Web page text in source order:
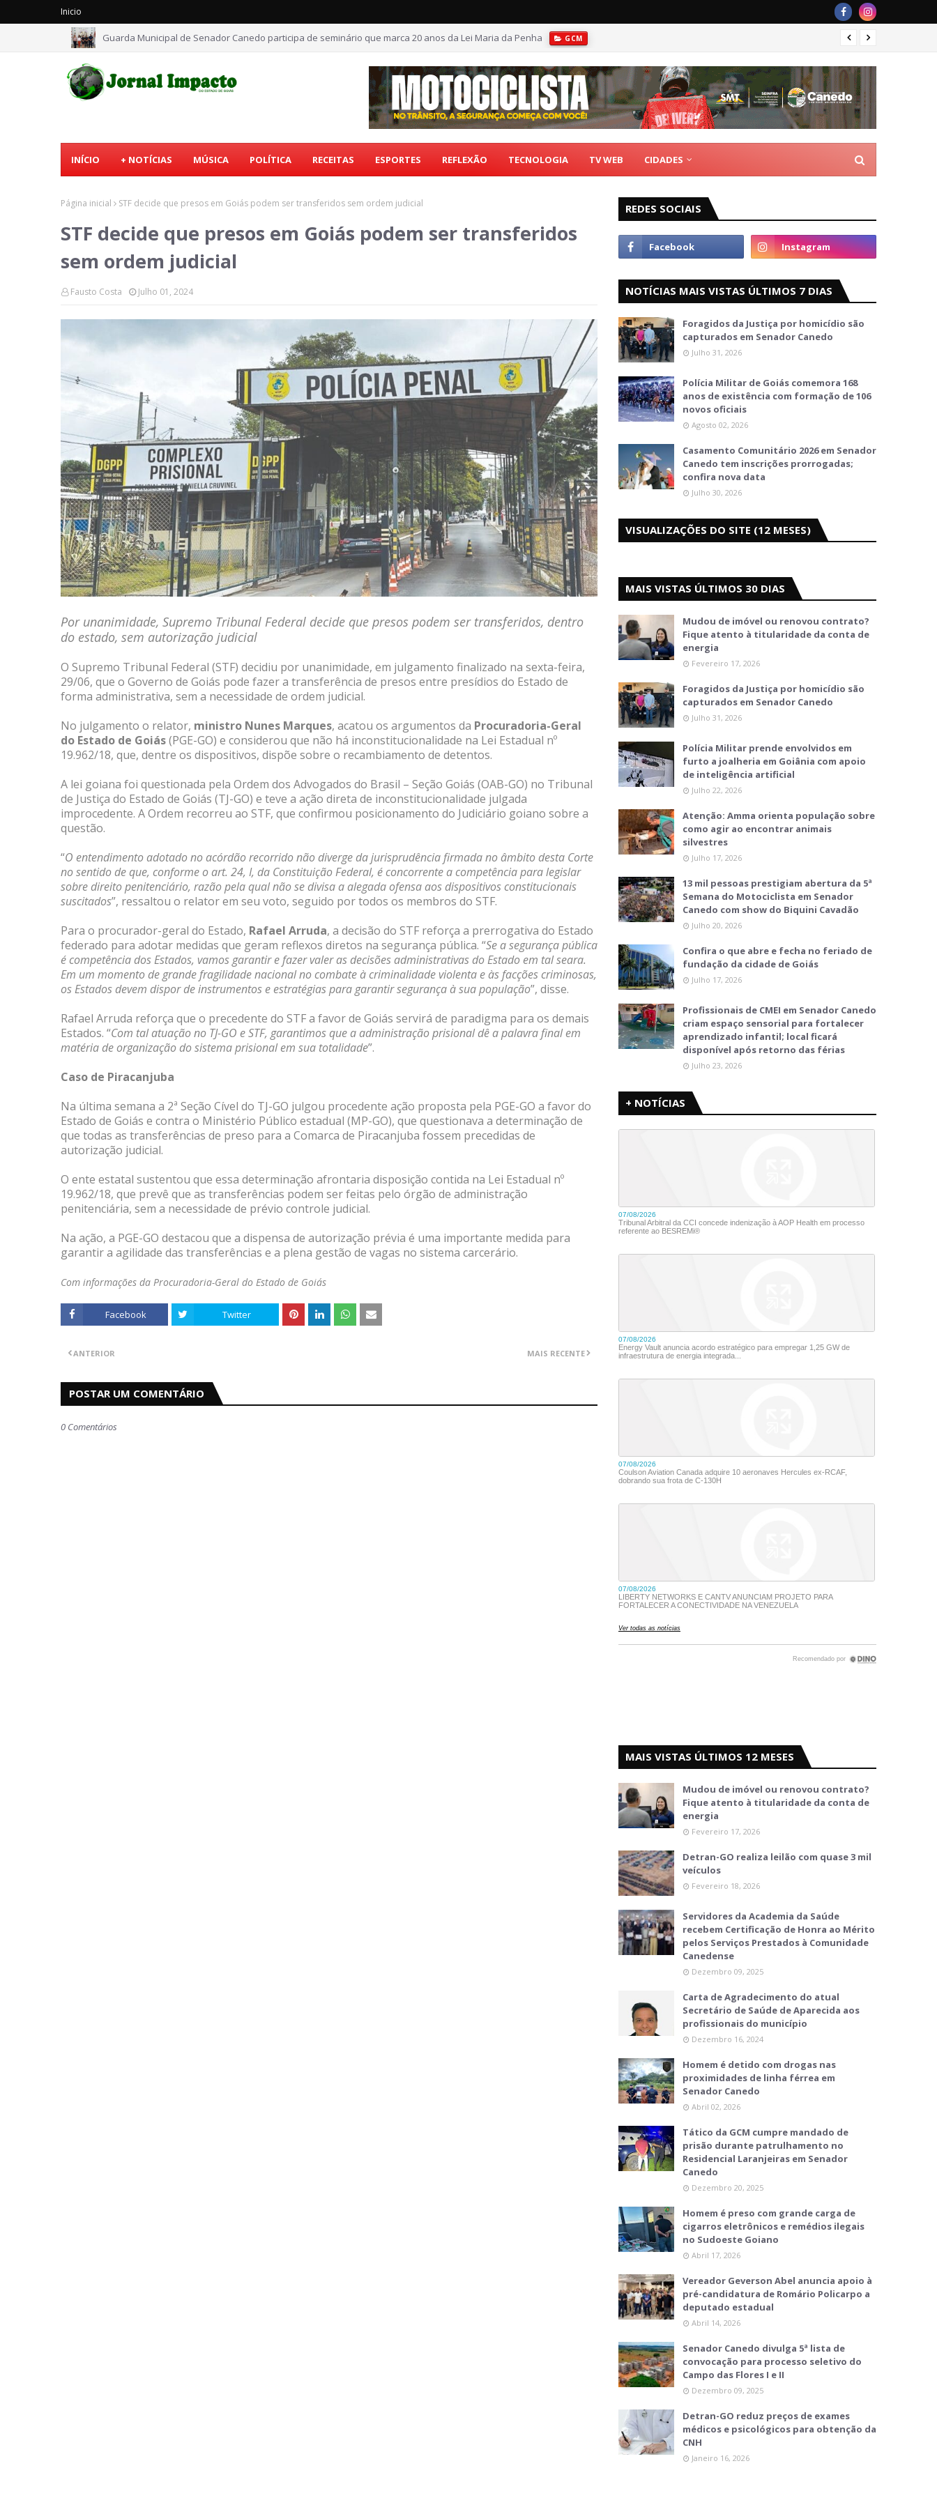
Inicio
Guarda Municipal de Senador Canedo participa de seminário que marca 20 anos da Lei Maria da Penha GCM
INÍCIO + NOTÍCIAS MÚSICA POLÍTICA RECEITAS ESPORTES REFLEXÃO TECNOLOGIA TV WEB CIDADES
Página inicial STF decide que presos em Goiás podem ser transferidos sem ordem judicial
STF decide que presos em Goiás podem ser transferidos
sem ordem judicial
Fausto Costa Julho 01, 2024
Por unanimidade, Supremo Tribunal Federal decide que presos podem ser transferidos, dentro
do estado, sem autorização judicial
O Supremo Tribunal Federal (STF) decidiu por unanimidade, em julgamento finalizado na sexta-feira,
29/06, que o Governo de Goiás pode fazer a transferência de presos entre presídios do Estado de
forma administrativa, sem a necessidade de ordem judicial.
No julgamento o relator, ministro Nunes Marques, acatou os argumentos da Procuradoria-Geral
do Estado de Goiás(PGE-GO) e considerou que não há inconstitucionalidade na Lei Estadual nº
19.962/18, que, dentre os dispositivos, dispõe sobre o recambiamento de detentos.
A lei goiana foi questionada pela Ordem dos Advogados do Brasil – Seção Goiás (OAB-GO) no Tribunal
de Justiça do Estado de Goiás (TJ-GO) e teve a ação direta de inconstitucionalidade julgada
improcedente. A Ordem recorreu ao STF, que confirmou posicionamento do Judiciário goiano sobre a
questão.
“O entendimento adotado no acórdão recorrido não diverge da jurisprudência firmada no âmbito desta Corte
no sentido de que, conforme o art. 24, I, da Constituição Federal, é concorrente a competência para legislar
sobre direito penitenciário, razão pela qual não se divisa a alegada ofensa aos dispositivos constitucionais
suscitados”, ressaltou o relator em seu voto, seguido por todos os membros do STF.
Para o procurador-geral do Estado, Rafael Arruda, a decisão do STF reforça a prerrogativa do Estado
federado para adotar medidas que geram reflexos diretos na segurança pública. “Se a segurança pública
é competência dos Estados, vamos garantir e fazer valer as decisões administrativas do Estado em tal seara.
Em um momento de grande fragilidade nacional no combate à criminalidade violenta e às facções criminosas,
os Estados devem dispor de instrumentos e estratégias para garantir segurança à sua população”, disse.
Rafael Arruda reforça que o precedente do STF a favor de Goiás servirá de paradigma para os demais
Estados. “Com tal atuação no TJ-GO e STF, garantimos que a administração prisional dê a palavra final em
matéria de organização do sistema prisional em sua totalidade”.
Caso de Piracanjuba
Na última semana a 2ª Seção Cível do TJ-GO julgou procedente ação proposta pela PGE-GO a favor do
Estado de Goiás e contra o Ministério Público estadual (MP-GO), que questionava a determinação de
que todas as transferências de preso para a Comarca de Piracanjuba fossem precedidas de
autorização judicial.
O ente estatal sustentou que essa determinação afrontaria disposição contida na Lei Estadual nº
19.962/18, que prevê que as transferências podem ser feitas pelo órgão de administração
penitenciária, sem a necessidade de prévio controle judicial.
Na ação, a PGE-GO destacou que a dispensa de autorização prévia é uma importante medida para
garantir a agilidade das transferências e a plena gestão de vagas no sistema carcerário.
Com informações da Procuradoria-Geral do Estado de Goiás
Facebook Twitter
MAIS RECENTE
ANTERIOR
POSTAR UM COMENTÁRIO
0 Comentários
REDES SOCIAIS
NOTÍCIAS MAIS VISTAS ÚLTIMOS 7 DIAS
Foragidos da Justiça por homicídio são
capturados em Senador Canedo
Julho 31, 2026
Polícia Militar de Goiás comemora 168
anos de existência com formação de 106
novos oficiais
Agosto 02, 2026
Casamento Comunitário 2026 em Senador
Canedo tem inscrições prorrogadas;
confira nova data
Julho 30, 2026
VISUALIZAÇÕES DO SITE (12 MESES)
MAIS VISTAS ÚLTIMOS 30 DIAS
Mudou de imóvel ou renovou contrato?
Fique atento à titularidade da conta de
energia
Fevereiro 17, 2026
Foragidos da Justiça por homicídio são
capturados em Senador Canedo
Julho 31, 2026
Polícia Militar prende envolvidos em
furto a joalheria em Goiânia com apoio
de inteligência artificial
Julho 22, 2026
Atenção: Amma orienta população sobre
como agir ao encontrar animais
silvestres
Julho 17, 2026
13 mil pessoas prestigiam abertura da 5ª
Semana do Motociclista em Senador
Canedo com show do Biquini Cavadão
Julho 20, 2026
Confira o que abre e fecha no feriado de
fundação da cidade de Goiás
Julho 17, 2026
Profissionais de CMEI em Senador Canedo
criam espaço sensorial para fortalecer
aprendizado infantil; local ficará
disponível após retorno das férias
Julho 23, 2026
+ NOTÍCIAS
MAIS VISTAS ÚLTIMOS 12 MESES
Mudou de imóvel ou renovou contrato?
Fique atento à titularidade da conta de
energia
Fevereiro 17, 2026
Detran-GO realiza leilão com quase 3 mil
veículos
Fevereiro 18, 2026
Servidores da Academia da Saúde
recebem Certificação de Honra ao Mérito
pelos Serviços Prestados à Comunidade
Canedense
Dezembro 09, 2025
Carta de Agradecimento do atual
Secretário de Saúde de Aparecida aos
profissionais do município
Dezembro 16, 2024
Homem é detido com drogas nas
proximidades de linha férrea em
Senador Canedo
Abril 02, 2026
Tático da GCM cumpre mandado de
prisão durante patrulhamento no
Residencial Laranjeiras em Senador
Canedo
Dezembro 20, 2025
Homem é preso com grande carga de
cigarros eletrônicos e remédios ilegais
no Sudoeste Goiano
Abril 17, 2026
Vereador Geverson Abel anuncia apoio à
pré-candidatura de Romário Policarpo a
deputado estadual
Abril 14, 2026
Senador Canedo divulga 5ª lista de
convocação para processo seletivo do
Campo das Flores I e II
Dezembro 09, 2025
Detran-GO reduz preços de exames
médicos e psicológicos para obtenção da
CNH
Janeiro 16, 2026